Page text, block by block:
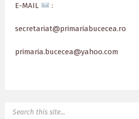
E-MAIL :
secretariat@primariabucecea.ro
primaria.bucecea@yahoo.com